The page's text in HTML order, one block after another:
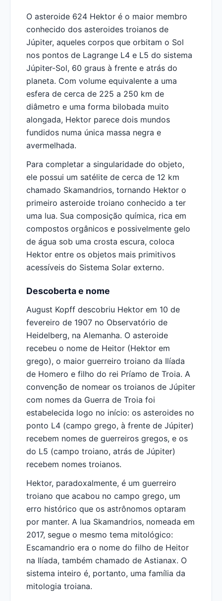
O asteroide 624 Hektor é o maior membro
conhecido dos asteroides troianos de
Júpiter, aqueles corpos que orbitam o Sol
nos pontos de Lagrange L4 e L5 do sistema
Júpiter-Sol, 60 graus à frente e atrás do
planeta. Com volume equivalente a uma
esfera de cerca de 225 a 250 km de
diâmetro e uma forma bilobada muito
alongada, Hektor parece dois mundos
fundidos numa única massa negra e
avermelhada.
Para completar a singularidade do objeto,
ele possui um satélite de cerca de 12 km
chamado Skamandrios, tornando Hektor o
primeiro asteroide troiano conhecido a ter
uma lua. Sua composição química, rica em
compostos orgânicos e possivelmente gelo
de água sob uma crosta escura, coloca
Hektor entre os objetos mais primitivos
acessíveis do Sistema Solar externo.
Descoberta e nome
August Kopff descobriu Hektor em 10 de
fevereiro de 1907 no Observatório de
Heidelberg, na Alemanha. O asteroide
recebeu o nome de Heitor (Hektor em
grego), o maior guerreiro troiano da Ilíada
de Homero e filho do rei Príamo de Troia. A
convenção de nomear os troianos de Júpiter
com nomes da Guerra de Troia foi
estabelecida logo no início: os asteroides no
ponto L4 (campo grego, à frente de Júpiter)
recebem nomes de guerreiros gregos, e os
do L5 (campo troiano, atrás de Júpiter)
recebem nomes troianos.
Hektor, paradoxalmente, é um guerreiro
troiano que acabou no campo grego, um
erro histórico que os astrônomos optaram
por manter. A lua Skamandrios, nomeada em
2017, segue o mesmo tema mitológico:
Escamandrio era o nome do filho de Heitor
na Ilíada, também chamado de Astianax. O
sistema inteiro é, portanto, uma família da
mitologia troiana.